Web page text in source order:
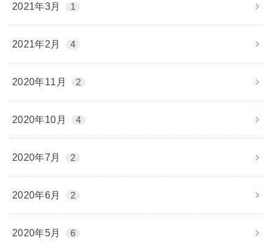
2021年3月 1
2021年2月 4
2020年11月 2
2020年10月 4
2020年7月 2
2020年6月 2
2020年5月 6